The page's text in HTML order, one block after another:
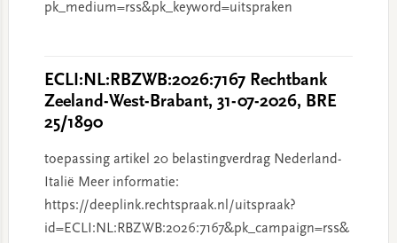
pk_medium=rss&pk_keyword=uitspraken
ECLI:NL:RBZWB:2026:7167 Rechtbank
Zeeland-West-Brabant, 31-07-2026, BRE
25/1890
toepassing artikel 20 belastingverdrag Nederland-
Italië Meer informatie:
https://deeplink.rechtspraak.nl/uitspraak?
id=ECLI:NL:RBZWB:2026:7167&pk_campaign=rss&